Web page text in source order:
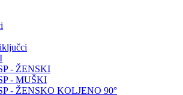
- ŽENSKI
- MUŠKI
- ŽENSKO KOLJENO 90°